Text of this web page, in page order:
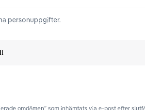
personuppgifter.
omdömen” som inhämtats via e-post efter